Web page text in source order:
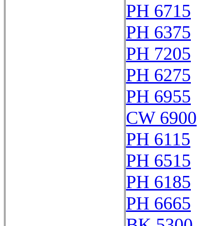
PH 6715
PH 6375
PH 7205
PH 6275
PH 6955
CW 6900
PH 6115
PH 6515
PH 6185
PH 6665